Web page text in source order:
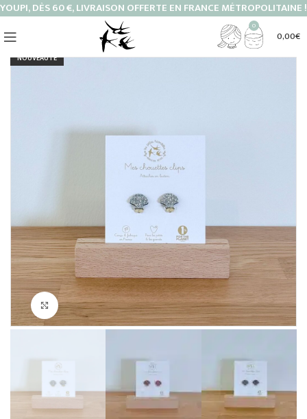
YOUPI, DÈS 60 €, LIVRAISON OFFERTE EN FRANCE MÉTROPOLITAINE !
0
0,00€
NOUVEAUTÉ
Cliquez pour agrandir